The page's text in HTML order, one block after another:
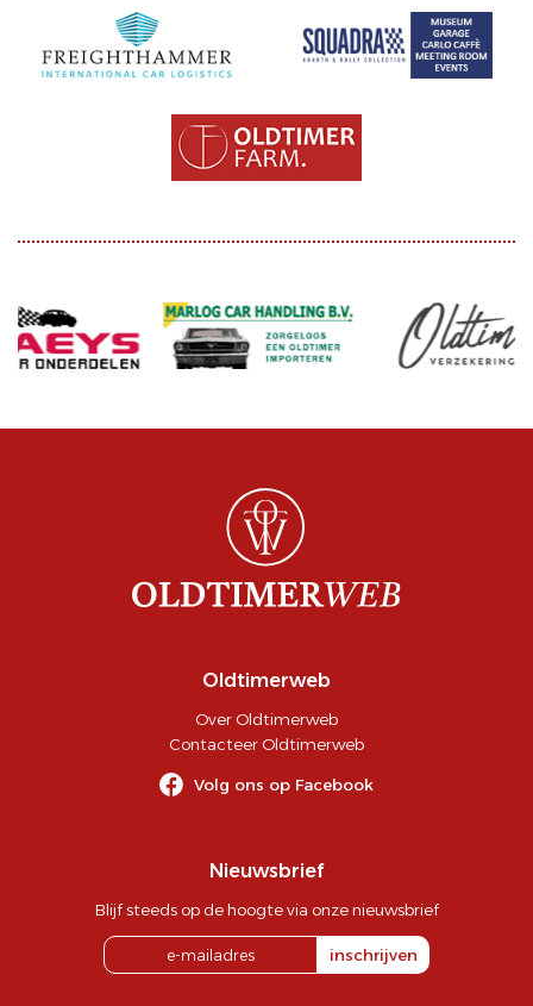
Oldtimerweb
Over Oldtimerweb
Contacteer Oldtimerweb
Volg ons op Facebook
Nieuwsbrief
Blijf steeds op de hoogte via onze nieuwsbrief
inschrijven